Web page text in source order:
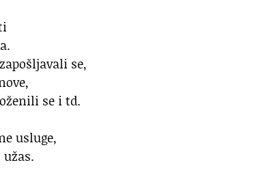
se,
se i td.
usluge,